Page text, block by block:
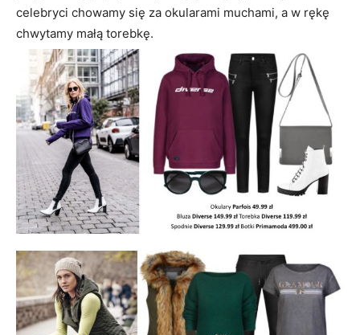
celebryci chowamy się za okularami muchami, a w rękę
chwytamy małą torebkę.